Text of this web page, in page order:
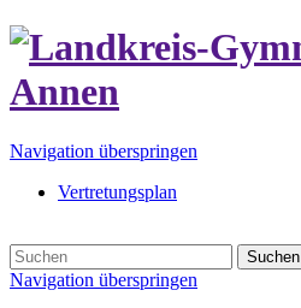
Navigation überspringen
Vertretungsplan
Suchen
Navigation überspringen